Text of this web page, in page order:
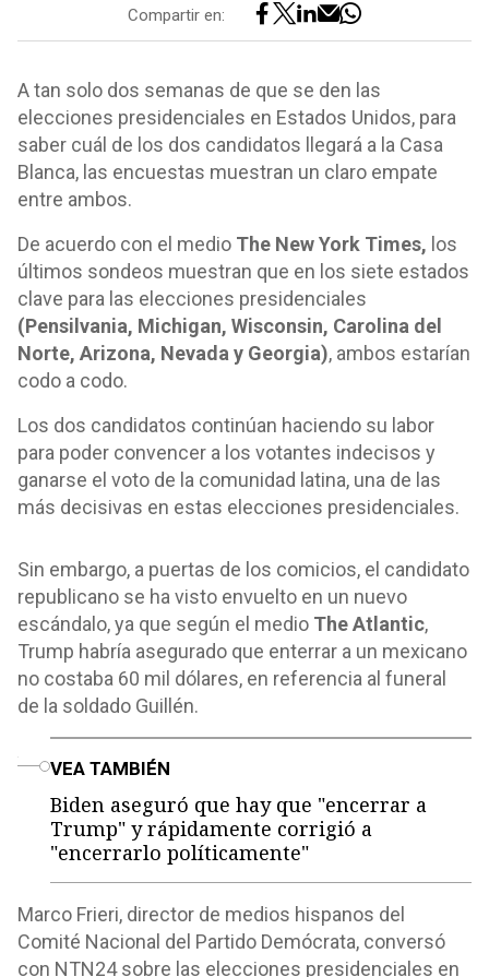
Compartir en:
A tan solo dos semanas de que se den las
elecciones presidenciales en Estados Unidos, para
saber cuál de los dos candidatos llegará a la Casa
Blanca, las encuestas muestran un claro empate
entre ambos.
De acuerdo con el medio The New York Times, los
últimos sondeos muestran que en los siete estados
clave para las elecciones presidenciales
(Pensilvania, Michigan, Wisconsin, Carolina del
Norte, Arizona, Nevada y Georgia), ambos estarían
codo a codo.
Los dos candidatos continúan haciendo su labor
para poder convencer a los votantes indecisos y
ganarse el voto de la comunidad latina, una de las
más decisivas en estas elecciones presidenciales.
Sin embargo, a puertas de los comicios, el candidato
republicano se ha visto envuelto en un nuevo
escándalo, ya que según el medio The Atlantic,
Trump habría asegurado que enterrar a un mexicano
no costaba 60 mil dólares, en referencia al funeral
de la soldado Guillén.
VEA TAMBIÉN
Biden aseguró que hay que "encerrar a
Trump" y rápidamente corrigió a
"encerrarlo políticamente"
Marco Frieri, director de medios hispanos del
Comité Nacional del Partido Demócrata, conversó
con NTN24 sobre las elecciones presidenciales en